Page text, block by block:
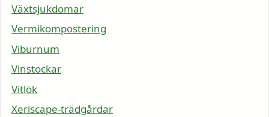
Växtsjukdomar
Vermikompostering
Viburnum
Vinstockar
Vitlök
Xeriscape-trädgårdar